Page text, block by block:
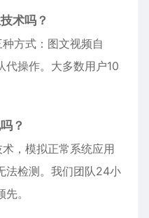
术吗？
方式：图文视频自
代操作。大多数用户10
？
，模拟正常系统应用
法检测。我们团队24小
。